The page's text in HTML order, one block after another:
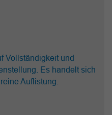
Vollständigkeit und
Es handelt sich
Auflistung.